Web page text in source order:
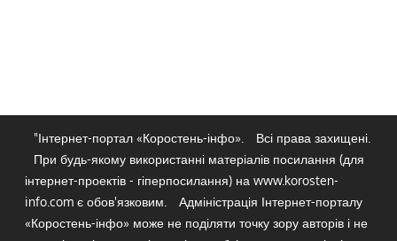
"Інтернет-портал «Коростень-інфо».
Всі права захищені.
При будь-якому використанні матеріалів посилання (для
інтернет-проектів - гіперпосилання) на www.korosten-
info.com є обов'язковим.
Адміністрація Інтернет-порталу
«Коростень-інфо» може не поділяти точку зору авторів і не